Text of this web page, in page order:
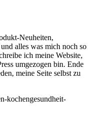
Neuheiten,
alles was mich noch so
ich meine Website,
umgezogen bin. Ende
meine Seite selbst zu
kochengesundheit-